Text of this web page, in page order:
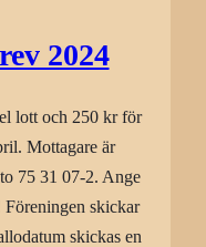
2024
lott och 250 kr för
Mottagare är
75 31 07-2. Ange
skickar
skickas en